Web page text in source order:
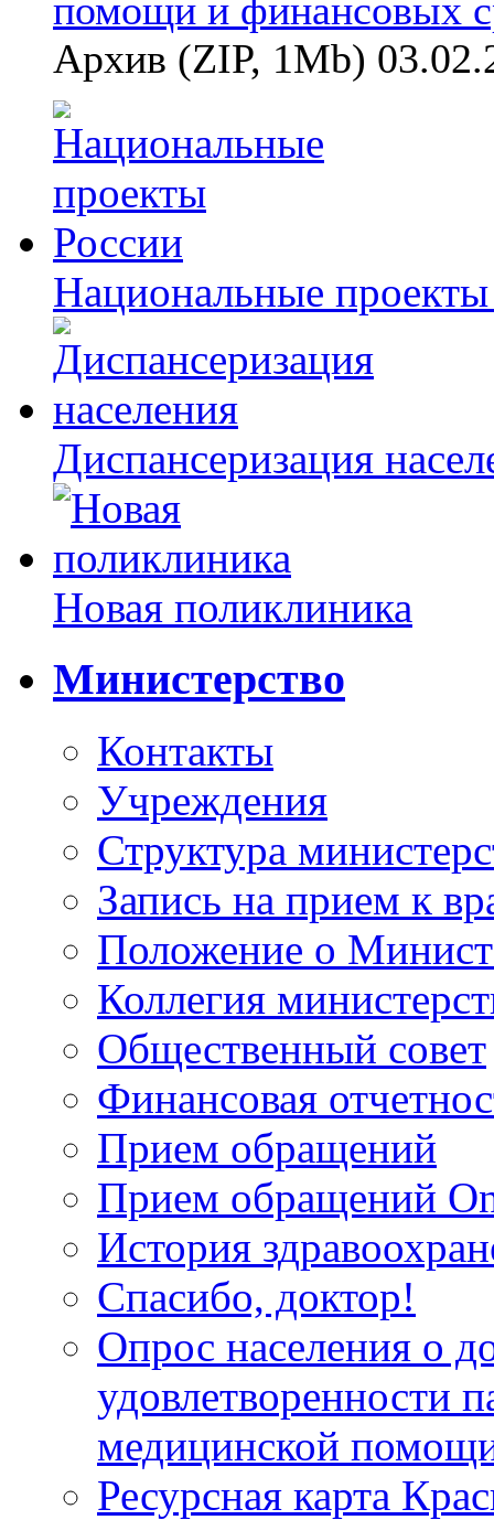
помощи и финансовых
Архив (ZIP, 1Mb)
Национальные
Диспансеризация
Новая поликлиника
Министерство
Контакты
Учреждения
Структура
Запись на прием к
Положение о
Коллегия
Общественный совет
Финансовая
Прием обращений
Прием обращений
История
Спасибо, доктор!
Опрос населения о
удовлетворенности
медицинской
Ресурсная карта